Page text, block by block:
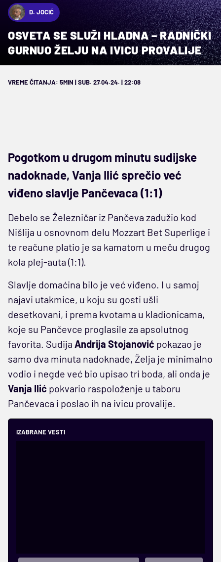
D. JOCIĆ
OSVETA SE SLUŽI HLADNA – RADNIČKI
GURNUO ŽELJU NA IVICU PROVALIJE
VREME ČITANJA: 5MIN | SUB. 27.04.24. | 22:08
Pogotkom u drugom minutu sudijske
nadoknade, Vanja Ilić sprečio već
viđeno slavlje Pančevaca (1:1)
Debelo se Železničar iz Pančeva zadužio kod
Nišlija u osnovnom delu Mozzart Bet Superlige i
te reačune platio je sa kamatom u meču drugog
kola plej-auta (1:1).
Slavlje domaćina bilo je već viđeno. I u samoj
najavi utakmice, u koju su gosti ušli
desetkovani, i prema kvotama u kladionicama,
koje su Pančevce proglasile za apsolutnog
favorita. Sudija Andrija Stojanović pokazao je
samo dva minuta nadoknade, Želja je minimalno
vodio i negde već bio upisao tri boda, ali onda je
Vanja Ilić pokvario raspoloženje u taboru
Pančevaca i poslao ih na ivicu provalije.
IZABRANE VESTI